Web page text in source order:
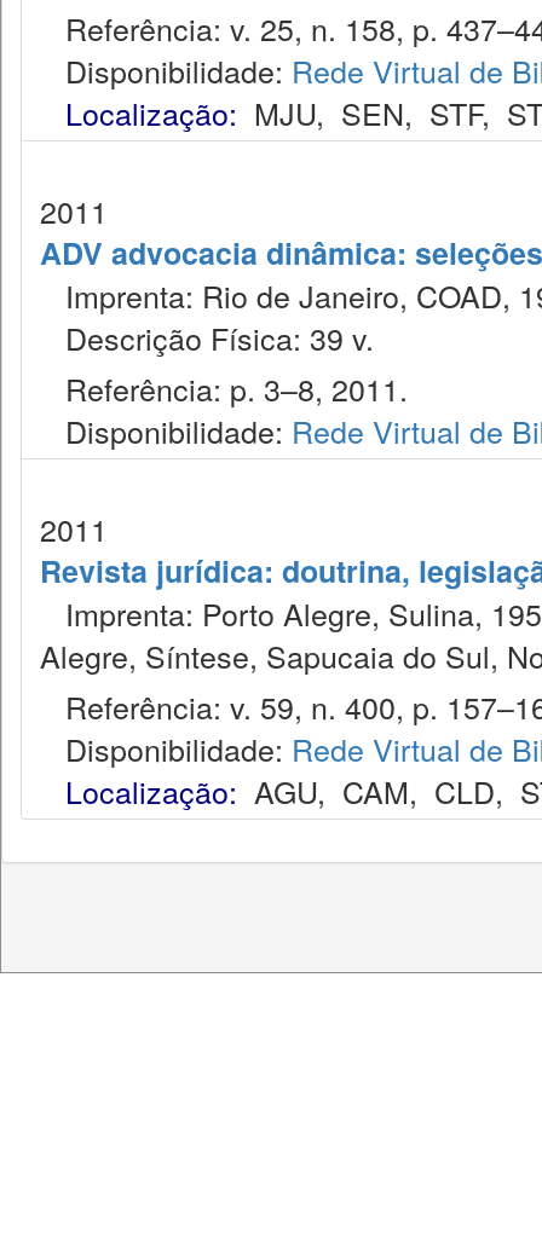
Referência: v. 25, n. 158, p.
Disponibilidade: Rede Virtual de
Localização: MJU, SEN, STF,
2011
ADV advocacia dinâmica:
Imprenta: Rio de Janeiro, COAD,
Descrição Física: 39 v.
Referência: p. 3–8, 2011.
Disponibilidade: Rede Virtual de
2011
Revista jurídica: doutrina,
Imprenta: Porto Alegre, Sulina,
Alegre, Síntese, Sapucaia do Sul,
Referência: v. 59, n. 400, p.
Disponibilidade: Rede Virtual de
Localização: AGU, CAM, CLD,